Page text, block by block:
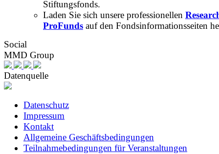
Stiftungsfonds.
Laden Sie sich unsere professionellen
ProFunds auf den Fondsinformationsseiten
Social
MMD Group
Datenquelle
Datenschutz
Impressum
Kontakt
Allgemeine Geschäftsbedingungen
Teilnahmebedingungen für Veranstaltungen